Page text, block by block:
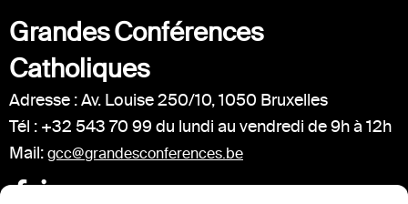
Grandes Conférences
Catholiques
Adresse : Av. Louise 250/10, 1050 Bruxelles
Tél : +32 543 70 99 du lundi au vendredi de 9h à 12h
Mail: gcc@grandesconferences.be